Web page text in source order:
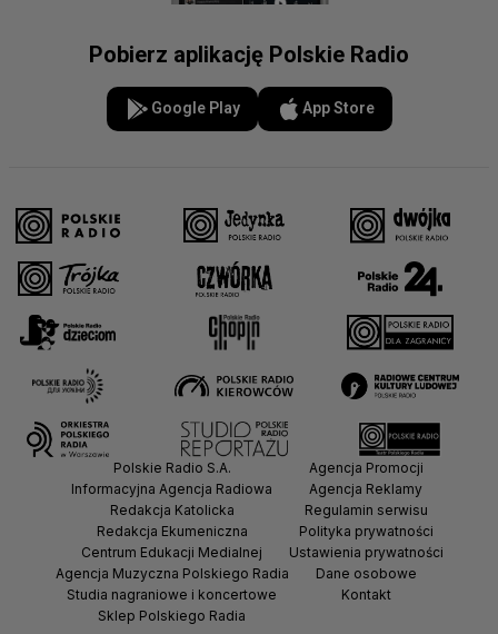
Pobierz aplikację Polskie Radio
Google Play App Store
Polskie Radio S.A.
Informacyjna Agencja Radiowa
Redakcja Katolicka
Redakcja Ekumeniczna
Centrum Edukacji Medialnej
Agencja Muzyczna Polskiego Radia
Studia nagraniowe i koncertowe
Sklep Polskiego Radia
Agencja Promocji
Agencja Reklamy
Regulamin serwisu
Polityka prywatności
Ustawienia prywatności
Dane osobowe
Kontakt